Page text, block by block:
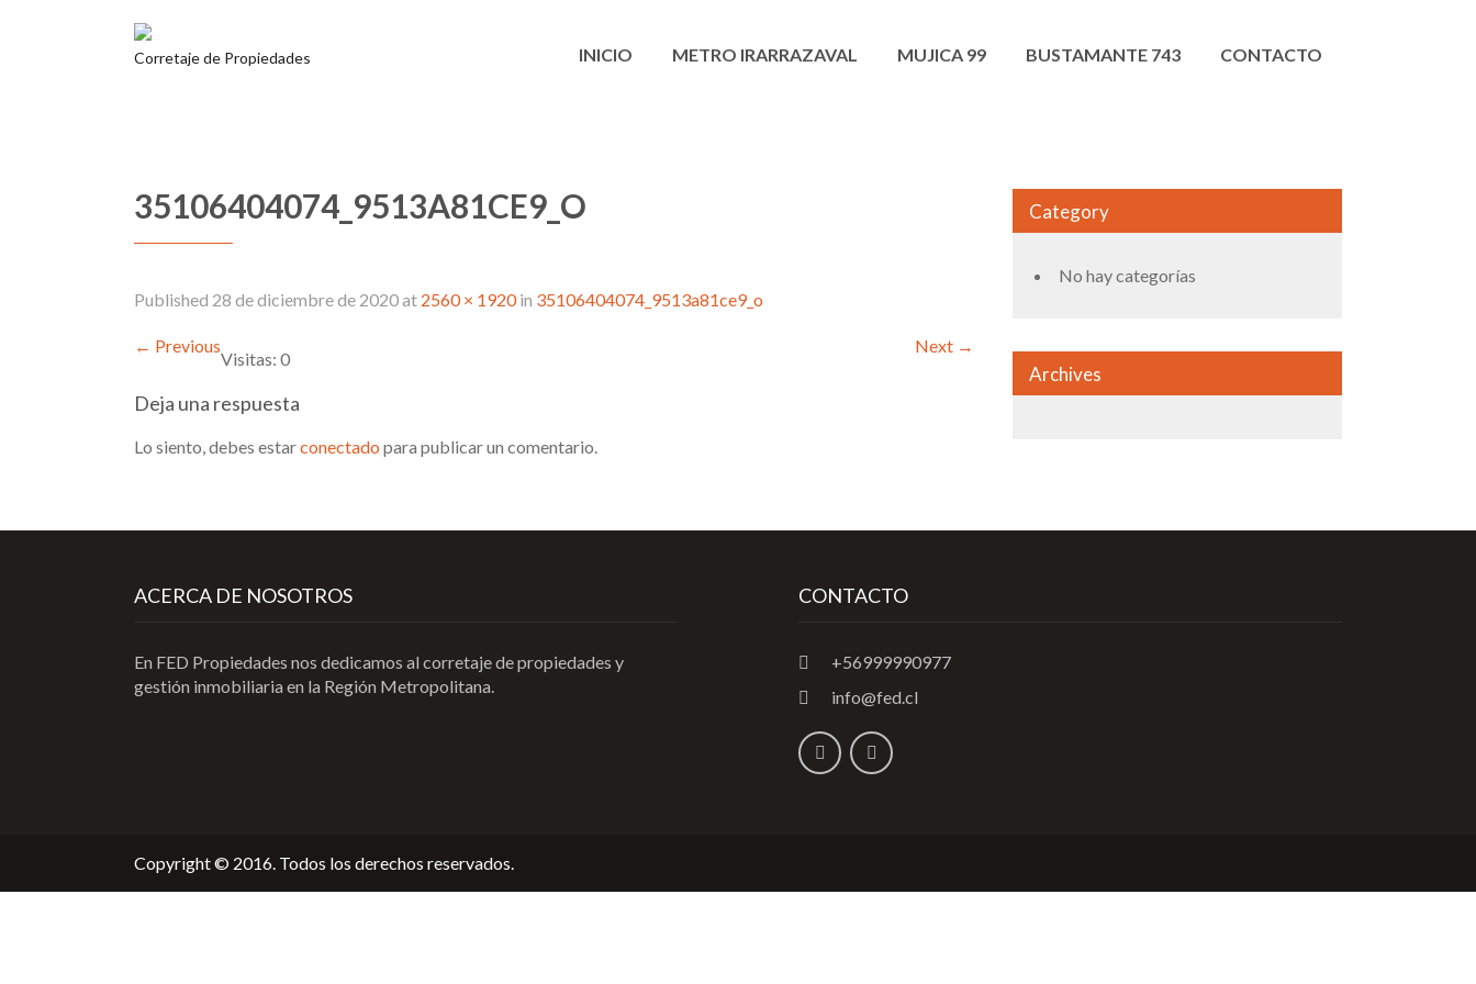
Corretaje de Propiedades INICIO METRO IRARRAZAVAL MUJICA 99 BUSTAMANTE 743 CONTACTO
35106404074_9513A81CE9_O
Published 28 de diciembre de 2020at 2560 × 1920in 35106404074_9513a81ce9_o
← Previous Next →
Visitas: 0
Deja una respuesta
Lo siento, debes estarconectado para publicar un comentario.
Category
No hay categorías
Archives
ACERCA DE NOSOTROS
En FED Propiedades nos dedicamos al corretaje de propiedades y
gestión inmobiliaria en la Región Metropolitana.
CONTACTO
+56999990977
info@fed.cl
Copyright © 2016. Todos los derechos reservados.